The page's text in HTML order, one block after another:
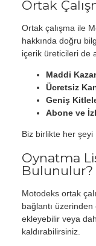
Ortak
Ortak çalışma ile
hakkında doğru
içerik üreticileri de
Maddi
Ücretsiz
Geniş
Abone ve
Biz birlikte her şeyi
Oynatma
Bulunulur?
Motodeks ortak
bağlantı
ekleyebilir veya
kaldırabilirsiniz.